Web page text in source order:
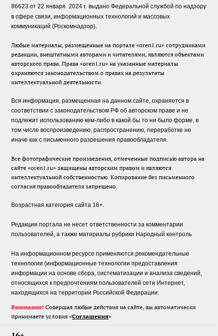
86623 от 22 января 2024 г. выдано Федеральной службой по надзору
в сфере связи, информационных технологий и массовых
коммуникаций (Роскомнадзор).
Любые материалы, размещенные на портале «oren1.ru» сотрудниками
редакции, внештатными авторами и читателями, являются объектами
авторского права. Права «oren1.ru» на указанные материалы
охраняются законодательством о правах на результаты
интеллектуальной деятельности.
Вся информация, размещенная на данном сайте, охраняется в
соответствии с законодательством РФ об авторском праве и не
подлежит использованию кем-либо в какой бы то ни было форме, в
том числе воспроизведению, распространению, переработке не
иначе как с письменного разрешения правообладателя.
Все фотографические произведения, отмеченные подписью автора на
сайте «oren1.ru» защищены авторским правом и являются
интеллектуальной собственностью. Копирование без письменного
согласия правообладателя запрещено.
Возрастная категория сайта 16+.
Редакция портала не несет ответственности за комментарии
пользователей, а также материалы рубрики Народный контроль
На информационном ресурсе применяются рекомендательные
технологии (информационные технологии предоставления
информации на основе сбора, систематизации и анализа сведений,
относящихся к предпочтениям пользователей сети Интернет,
находящихся на территории Российской Федерации.
Внимание! Совершая любые действия на сайте, вы автоматически
принимаете условия «Cоглашения»